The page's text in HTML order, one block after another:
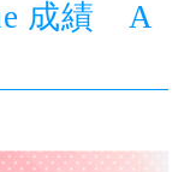
成績 A